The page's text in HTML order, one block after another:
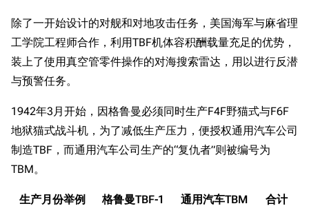
除了一开始设计的对舰和对地攻击任务，美国海军与麻省理
工学院工程师合作，利用TBF机体容积酬载量充足的优势，
装上了使用真空管零件操作的对海搜索雷达，用以进行反潜
与预警任务。
1942年3月开始，因格鲁曼必须同时生产F4F野猫式与F6F
地狱猫式战斗机，为了减低生产压力，便授权通用汽车公司
制造TBF，而通用汽车公司生产的“复仇者”则被编号为
TBM。
生产月份举例 格鲁曼TBF-1 通用汽车TBM 合计